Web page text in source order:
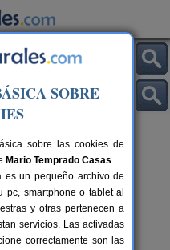
Nuez
SOBRE
sobre las cookies de
Mario Temprado Casas.
es un pequeño archivo de
pc, smartphone o tablet al
y otras pertenecen a
servicios. Las activadas
correctamente son las